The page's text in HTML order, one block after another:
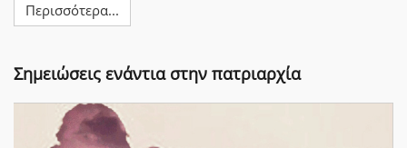
Περισσότερα...
Σημειώσεις ενάντια στην πατριαρχία